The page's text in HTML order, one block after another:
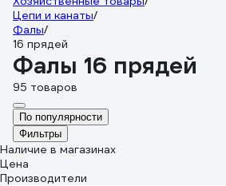
Цепи и канаты/
Фалы/
16 прядей
Фалы 16 прядей
95 товаров
По популярности
Фильтры
Наличие в магазинах
Цена
Производители